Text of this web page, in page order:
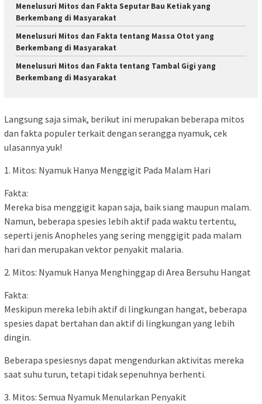
Menelusuri Mitos dan Fakta Seputar Bau Ketiak yang
Berkembang di Masyarakat
Menelusuri Mitos dan Fakta tentang Massa Otot yang
Berkembang di Masyarakat
Menelusuri Mitos dan Fakta tentang Tambal Gigi yang
Berkembang di Masyarakat
Langsung saja simak, berikut ini merupakan beberapa mitos
dan fakta populer terkait dengan serangga nyamuk, cek
ulasannya yuk!
1. Mitos: Nyamuk Hanya Menggigit Pada Malam Hari
Fakta:
Mereka bisa menggigit kapan saja, baik siang maupun malam.
Namun, beberapa spesies lebih aktif pada waktu tertentu,
seperti jenis Anopheles yang sering menggigit pada malam
hari dan merupakan vektor penyakit malaria.
2. Mitos: Nyamuk Hanya Menghinggap di Area Bersuhu Hangat
Fakta:
Meskipun mereka lebih aktif di lingkungan hangat, beberapa
spesies dapat bertahan dan aktif di lingkungan yang lebih
dingin.
Beberapa spesiesnys dapat mengendurkan aktivitas mereka
saat suhu turun, tetapi tidak sepenuhnya berhenti.
3. Mitos: Semua Nyamuk Menularkan Penyakit